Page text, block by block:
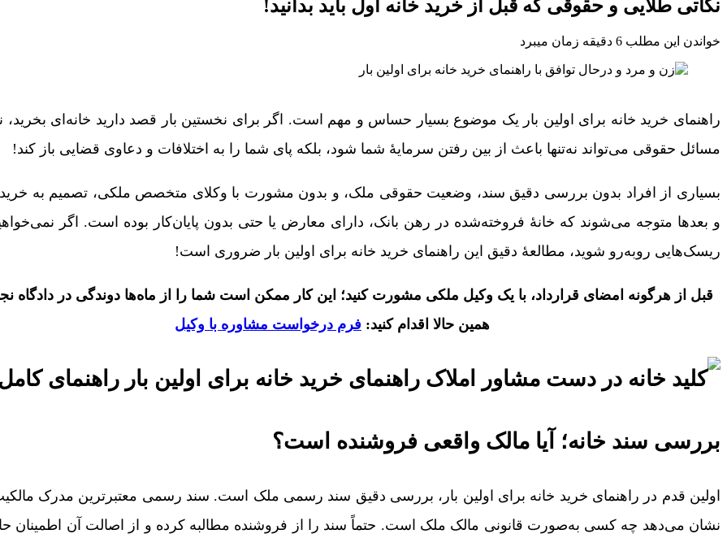
نکاتی طلایی و حقوقی که قبل از خرید خانه اول باید بدانید!
خواندن این مطلب 6 دقیقه زمان میبرد
راهنمای خرید خانه برای اولین بار یک موضوع بسیار حساس و مهم است. اگر برای نخستین بار قصد دارید خانه‌ای بخرید،
مسائل حقوقی می‌تواند نه‌تنها باعث از بین رفتن سرمایۀ شما شود، بلکه پای شما را به اختلافات و دعاوی قضایی باز کند!
بسیاری از افراد بدون بررسی دقیق سند، وضعیت حقوقی ملک، و بدون مشورت با وکلای متخصص ملکی، تصمیم به
و بعدها متوجه می‌شوند که خانۀ فروخته‌شده در رهن بانک، دارای معارض یا حتی بدون پایان‌کار بوده است. اگر
ریسک‌هایی روبه‌رو شوید، مطالعۀ دقیق این راهنمای خرید خانه برای اولین بار ضروری است!
قبل از هرگونه امضای قرارداد، با یک وکیل ملکی مشورت کنید؛ این کار ممکن است شما را از ماه‌ها دوندگی در دادگاه
همین حالا اقدام کنید: فرم درخواست مشاوره با وکیل
بررسی سند خانه؛ آیا مالک واقعی فروشنده است؟
اولین قدم در راهنمای خرید خانه برای اولین بار، بررسی دقیق سند رسمی ملک است. سند رسمی معتبرترین مدرک
نشان می‌دهد چه کسی به‌صورت قانونی مالک ملک است. حتماً سند را از فروشنده مطالبه کرده و از اصالت آن اطمینان